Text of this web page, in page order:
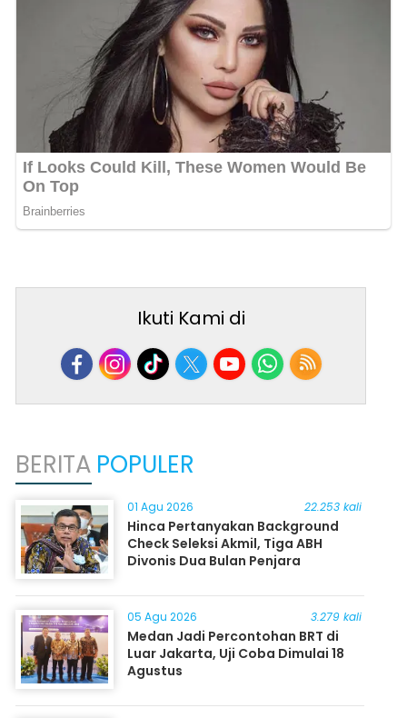
Ikuti Kami di
BERITA POPULER
01 Agu 2026 22.253 kali
Hinca Pertanyakan Background
Check Seleksi Akmil, Tiga ABH
Divonis Dua Bulan Penjara
05 Agu 2026 3.279 kali
Medan Jadi Percontohan BRT di
Luar Jakarta, Uji Coba Dimulai 18
Agustus